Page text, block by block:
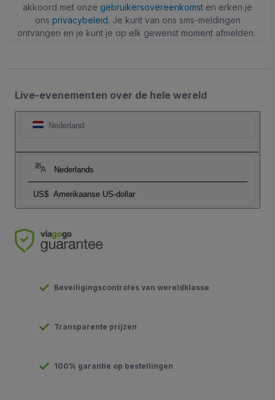
akkoord met onze gebruikersovereenkomst en erken je
ons privacybeleid. Je kunt van ons sms-meldingen
ontvangen en je kunt je op elk gewenst moment afmelden.
Live-evenementen over de hele wereld
Nederland
Nederlands
US$ Amerikaanse US-dollar
Beveiligingscontroles van wereldklasse
Transparente prijzen
100% garantie op bestellingen